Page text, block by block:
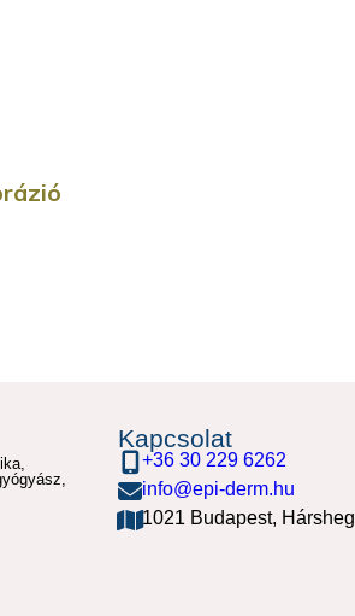
Kapcsolat
+36 30 229 6262
info@epi-derm.hu
1021 Budapest,